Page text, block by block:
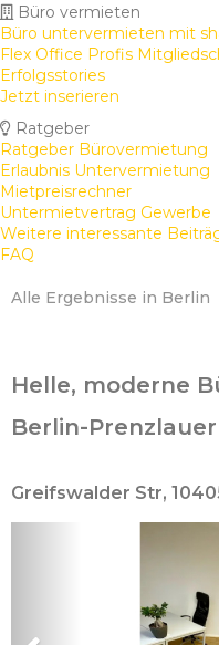
Büro vermieten
Büro untervermieten mit
Flex Office Profis
Erfolgsstories
Jetzt inserieren
Ratgeber
Ratgeber Bürovermietung
Erlaubnis Untervermietung
Mietpreisrechner
Untermietvertrag Gewerbe
Weitere interessante
FAQ
Alle Ergebnisse in Berlin
Helle, moderne
Berlin-
Greifswalder Str,